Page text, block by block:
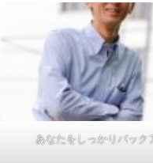
あなたをしっかりバック